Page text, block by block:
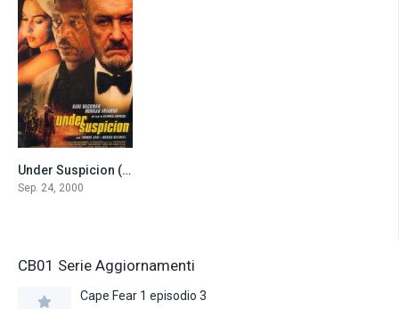
6.5Under Suspicion (2000)
Sep. 24, 2000
CB01 Serie Aggiornamenti
Cape Fear 1 episodio 3